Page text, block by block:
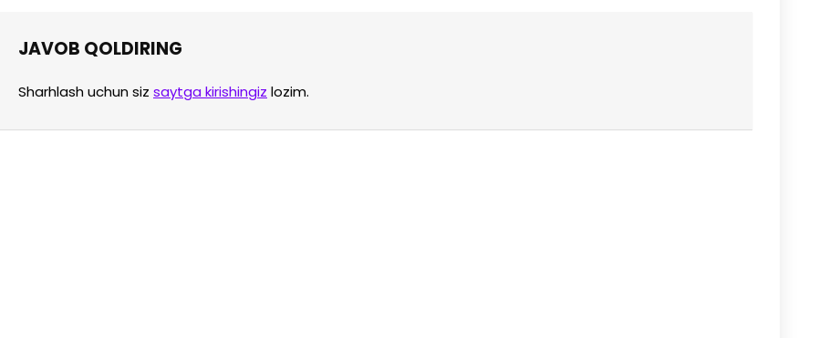
JAVOB QOLDIRING
Sharhlash uchun siz saytga kirishingiz lozim.